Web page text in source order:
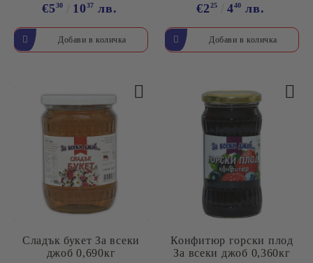
€530 1037 лв. €225 440 лв.
Сладък букет За всеки
джоб 0,690кг
Конфитюр горски плод
За всеки джоб 0,360кг